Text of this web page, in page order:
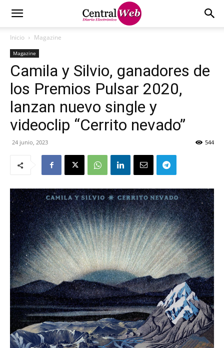
Inicio Magazine
Magazine
Camila y Silvio, ganadores de
los Premios Pulsar 2020,
lanzan nuevo single y
videoclip “Cerrito nevado”
24 junio, 2023 544